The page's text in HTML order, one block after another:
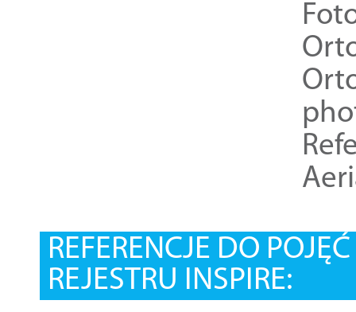
REFERENCJE DO
REJESTRU INSPIRE: